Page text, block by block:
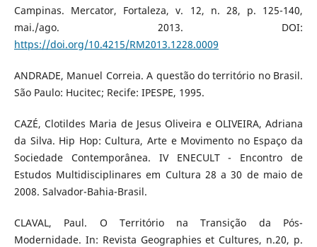
Campinas. Mercator, Fortaleza, v. 12, n. 28, p. 125-140,
mai./ago. 2013. DOI:
https://doi.org/10.4215/RM2013.1228.0009
ANDRADE, Manuel Correia. A questão do território no Brasil.
São Paulo: Hucitec; Recife: IPESPE, 1995.
CAZÉ, Clotildes Maria de Jesus Oliveira e OLIVEIRA, Adriana
da Silva. Hip Hop: Cultura, Arte e Movimento no Espaço da
Sociedade Contemporânea. IV ENECULT - Encontro de
Estudos Multidisciplinares em Cultura 28 a 30 de maio de
2008. Salvador-Bahia-Brasil.
CLAVAL, Paul. O Território na Transição da Pós-
Modernidade. In: Revista Geographies et Cultures, n.20, p.